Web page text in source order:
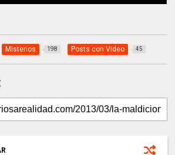
Misterios 198 Posts con Video 45